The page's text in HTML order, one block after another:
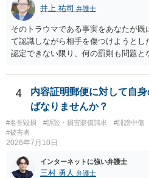
能です。井上 祐司 弁護士
そのトラウマである事実をあなたが既
て認識しながら相手を傷つけようとし
認定できない限り、何の罰則も問題
4
内容証明郵便に対して自
ばなりませんか？
#名誉毀損 #訴訟・損害賠償請求 #誹謗中傷
#被害者
2026年7月10日
インターネットに強い弁護士
三村 勇人 弁護士